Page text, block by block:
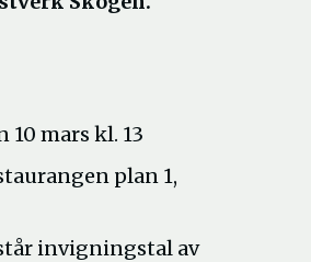
10 mars kl. 13
plan 1,
invigningstal av